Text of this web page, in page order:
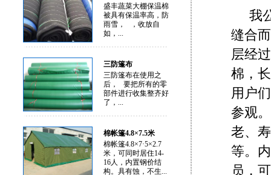
盛丰蔬菜大棚保温棉
被具有保温率高，防
雨雪， ，收放自
如，...
三防篷布
三防篷布在使用之
后， 要把所有的零
部件进行收集整齐好
了，...
棉帐篷4.8×7.5米
棉帐篷4.8×7·5×2.7
米，可同时居住14-
16人，内置钢价结
构。具有蚀，不生...
我
缝合
层经
棉，
用户
参观
老、
等。
员，